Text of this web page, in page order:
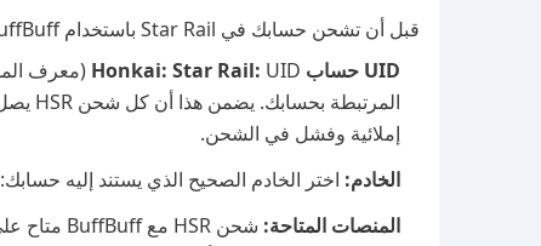
قبل أن تشحن حسابك في Star Rail باستخدام BuffBuff، ستحتاج إلى بعض التفاصيل الرئيسية:
UID حساب Honkai: Star Rail:
إملائية وفشل في الشحن.
الخادم: اختر الخادم الصحيح الذي يستند إليه حسابك:
المنصات المتاحة: شحن HSR مع BuffBuff متاح على جميع المنصات المتاحة، بما في ذلك